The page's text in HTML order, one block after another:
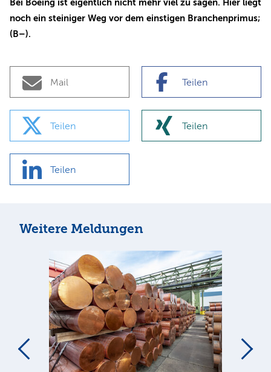
noch ein steiniger Weg vor dem einstigen Branchenprimus;
(B–).
Mail Teilen
Teilen Teilen
Teilen
Weitere Meldungen